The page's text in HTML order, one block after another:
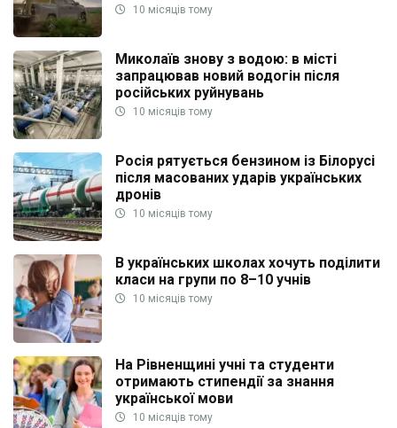
10 місяців тому
Миколаїв знову з водою: в місті
запрацював новий водогін після
російських руйнувань
10 місяців тому
Росія рятується бензином із Білорусі
після масованих ударів українських
дронів
10 місяців тому
В українських школах хочуть поділити
класи на групи по 8–10 учнів
10 місяців тому
На Рівненщині учні та студенти
отримають стипендії за знання
української мови
10 місяців тому